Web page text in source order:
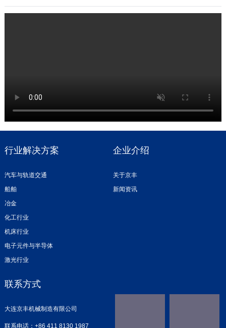
行业解决方案
汽车与轨道交通
船舶
冶金
化工行业
机床行业
电子元件与半导体
激光行业
企业介绍
关于京丰
新闻资讯
联系方式
大连京丰机械制造有限公司
联系电话：+86 411 8130 1987